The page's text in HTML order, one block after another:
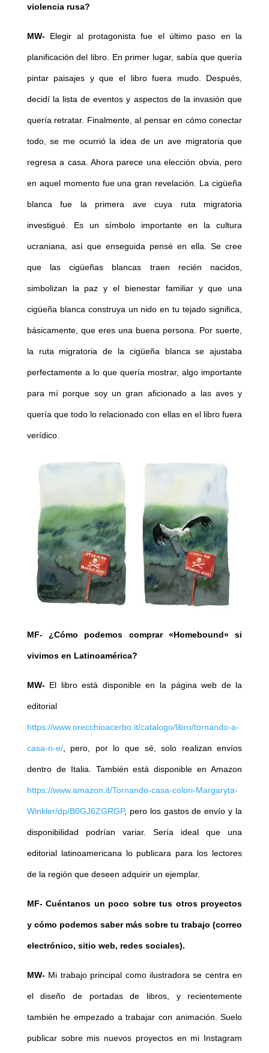
violencia rusa?
MW- Elegir al protagonista fue el último paso en la
planificación del libro. En primer lugar, sabía que quería
pintar paisajes y que el libro fuera mudo. Después,
decidí la lista de eventos y aspectos de la invasión que
quería retratar. Finalmente, al pensar en cómo conectar
todo, se me ocurrió la idea de un ave migratoria que
regresa a casa. Ahora parece una elección obvia, pero
en aquel momento fue una gran revelación. La cigüeña
blanca fue la primera ave cuya ruta migratoria
investigué. Es un símbolo importante en la cultura
ucraniana, así que enseguida pensé en ella. Se cree
que las cigüeñas blancas traen recién nacidos,
simbolizan la paz y el bienestar familiar y que una
cigüeña blanca construya un nido en tu tejado significa,
básicamente, que eres una buena persona. Por suerte,
la ruta migratoria de la cigüeña blanca se ajustaba
perfectamente a lo que quería mostrar, algo importante
para mí porque soy un gran aficionado a las aves y
quería que todo lo relacionado con ellas en el libro fuera
verídico.
MF- ¿Cómo podemos comprar «Homebound» si
vivimos en Latinoamérica?
MW-El libro está disponible en la página web de la
editorial
https://www.orecchioacerbo.it/catalogo/libro/tornando-a-
casa-n-e/, pero, por lo que sé, solo realizan envíos
dentro de Italia. También está disponible en Amazon
https://www.amazon.it/Tornando-casa-colori-Margaryta-
Winkler/dp/B0GJ6ZGRGP, pero los gastos de envío y la
disponibilidad podrían variar. Sería ideal que una
editorial latinoamericana lo publicara para los lectores
de la región que deseen adquirir un ejemplar.
MF- Cuéntanos un poco sobre tus otros proyectos
y cómo podemos saber más sobre tu trabajo (correo
electrónico, sitio web, redes sociales).
MW- Mi trabajo principal como ilustradora se centra en
el diseño de portadas de libros, y recientemente
también he empezado a trabajar con animación. Suelo
publicar sobre mis nuevos proyectos en mi Instagram